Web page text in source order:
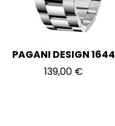
PAGANI DESIGN 1644
139,00 €